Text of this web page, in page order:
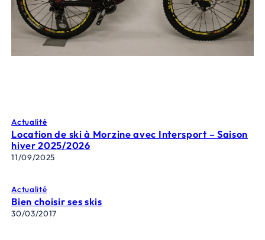
Actualité
Location de ski à Morzine avec Intersport – Saison
hiver 2025/2026
11/09/2025
Actualité
Bien choisir ses skis
30/03/2017